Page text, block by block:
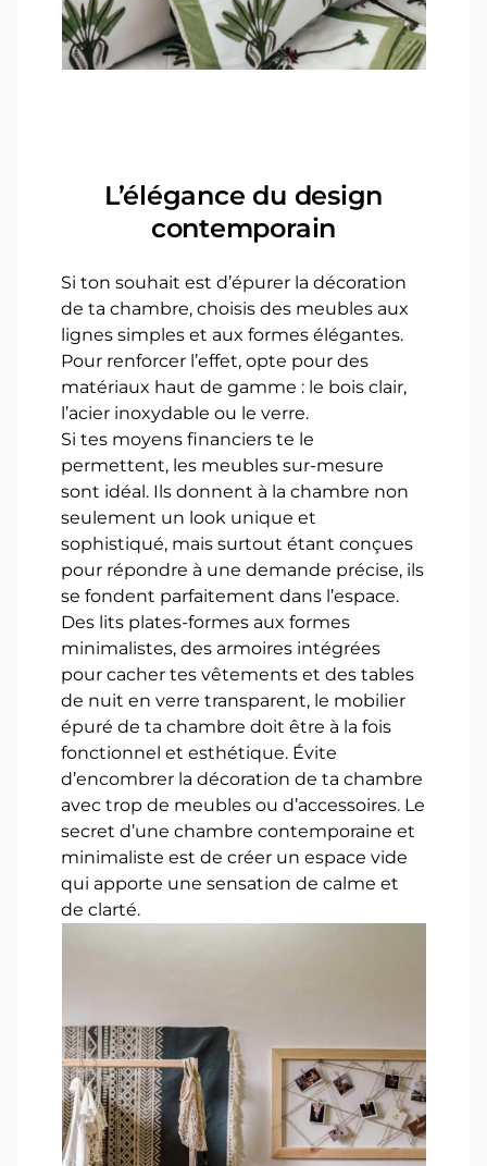
L’élégance du design
contemporain
Si ton souhait est d’épurer la décoration
de ta chambre, choisis des meubles aux
lignes simples et aux formes élégantes.
Pour renforcer l’effet, opte pour des
matériaux haut de gamme : le bois clair,
l’acier inoxydable ou le verre.
Si tes moyens financiers te le
permettent, les meubles sur-mesure
sont idéal. Ils donnent à la chambre non
seulement un look unique et
sophistiqué, mais surtout étant conçues
pour répondre à une demande précise, ils
se fondent parfaitement dans l’espace.
Des lits plates-formes aux formes
minimalistes, des armoires intégrées
pour cacher tes vêtements et des tables
de nuit en verre transparent, le mobilier
épuré de ta chambre doit être à la fois
fonctionnel et esthétique. Évite
d’encombrer la décoration de ta chambre
avec trop de meubles ou d’accessoires. Le
secret d’une chambre contemporaine et
minimaliste est de créer un espace vide
qui apporte une sensation de calme et
de clarté.